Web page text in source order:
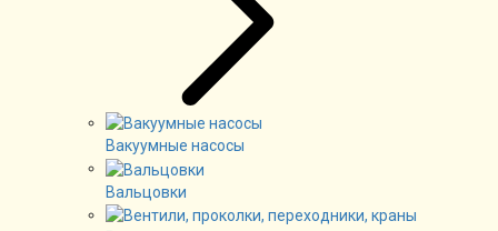
Вакуумные насосы
Вальцовки